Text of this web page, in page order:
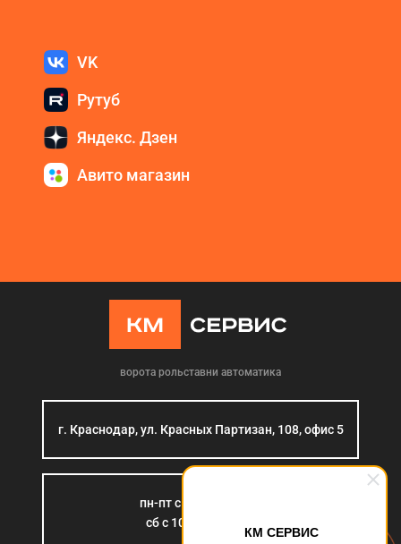
КМ СЕРВИС
VK
Рутуб
Яндекс. Дзен
Авито магазин
ворота рольставни автоматика
г. Краснодар, ул. Красных Партизан, 108, офис 5
пн-пт с 9:00 до 18:00
сб с 10:00 до 15:00